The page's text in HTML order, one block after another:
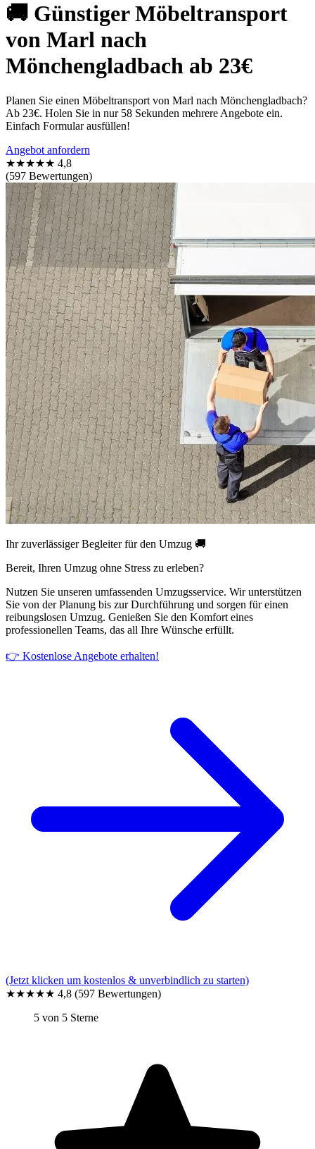
🚚 Günstiger Möbeltransport
von Marl nach
Mönchengladbach ab 23€
Planen Sie einen Möbeltransport von Marl nach Mönchengladbach?
Ab 23€. Holen Sie in nur 58 Sekunden mehrere Angebote ein.
Einfach Formular ausfüllen!
Angebot anfordern
★★★★★ 4,8
(597 Bewertungen)
Ihr zuverlässiger Begleiter für den Umzug 🚚
Bereit, Ihren Umzug ohne Stress zu erleben?
Nutzen Sie unseren umfassenden Umzugsservice. Wir unterstützen
Sie von der Planung bis zur Durchführung und sorgen für einen
reibungslosen Umzug. Genießen Sie den Komfort eines
professionellen Teams, das all Ihre Wünsche erfüllt.
👉 Kostenlose Angebote erhalten!
(Jetzt klicken um kostenlos & unverbindlich zu starten)
★★★★★ 4,8 (597 Bewertungen)
5 von 5 Sterne